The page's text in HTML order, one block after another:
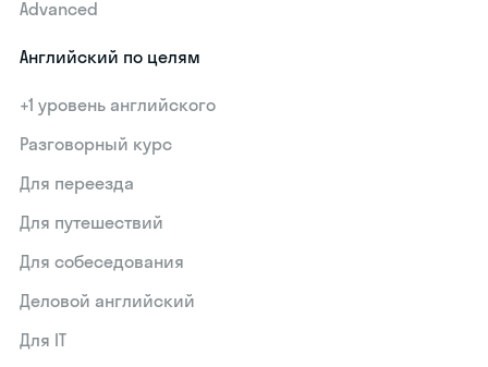
Advanced
Английский по целям
+1 уровень английского
Разговорный курс
Для переезда
Для путешествий
Для собеседования
Деловой английский
Для IT